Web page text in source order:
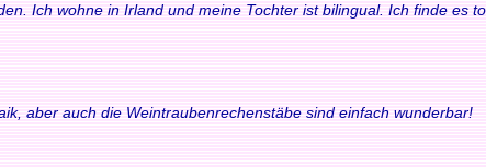
Ich wohne in Irland und meine Tochter ist bilingual. Ich finde es
aber auch die Weintraubenrechenstäbe sind einfach wunderbar!